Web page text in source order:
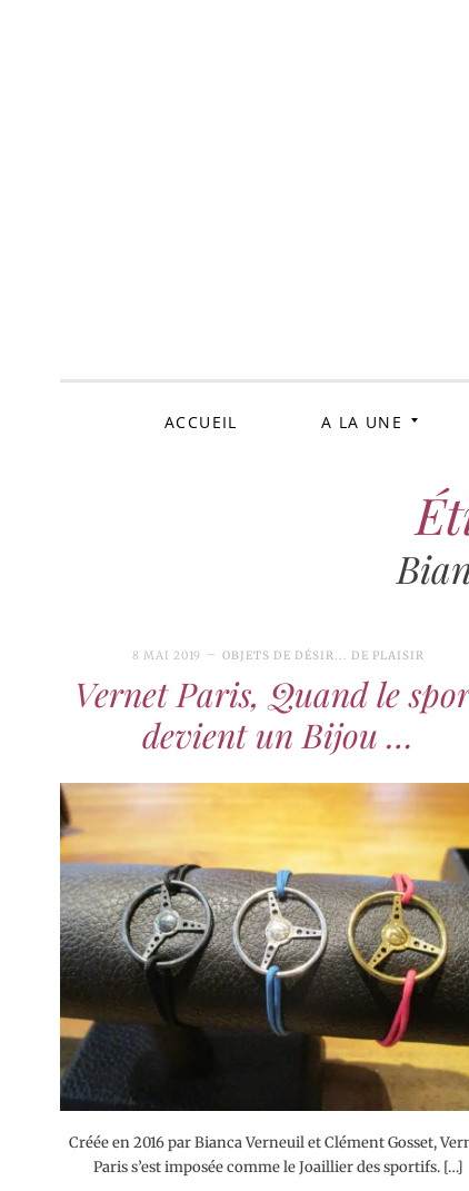
ACCUEIL A LA UNE
8 MAI 2019 OBJETS DE DÉSIR... DE PLAISIR
Vernet Paris, Quand le
devient un Bijou …
Créée en 2016 par Bianca Verneuil et Clément Gosset,
Paris s’est imposée comme le Joaillier des sportifs. […]